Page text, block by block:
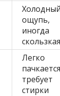
ощупь,
иногда
Легко
требует
стирки